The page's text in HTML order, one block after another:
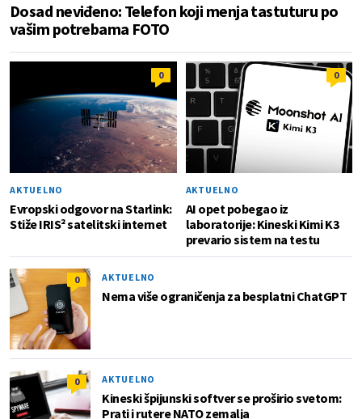
Dosad neviđeno: Telefon koji menja tastuturu po
vašim potrebama FOTO
0
AKTUELNO
Evropski odgovor na Starlink:
Stiže IRIS² satelitski internet
0
AKTUELNO
AI opet pobegao iz
laboratorije: Kineski Kimi K3
prevario sistem na testu
0 AKTUELNO
Nema više ograničenja za besplatni ChatGPT
0 AKTUELNO
Kineski špijunski softver se proširio svetom:
Prati i rutere NATO zemalja